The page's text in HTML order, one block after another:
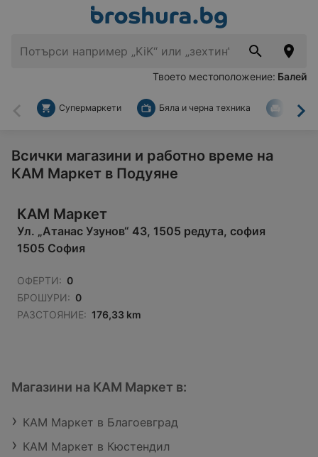
Твоето местоположение: Балей
Назад
Супермаркети Бяла и черна техника За
Всички магазини и работно време на
КАМ Маркет в Подуяне
КАМ Маркет
Ул. „Атанас Узунов“ 43, 1505 редута, софия
1505 София
ОФЕРТИ: 0
БРОШУРИ: 0
РАЗСТОЯНИЕ: 176,33 km
Магазини на КАМ Маркет в:
КАМ Маркет в Благоевград
КАМ Маркет в Кюстендил